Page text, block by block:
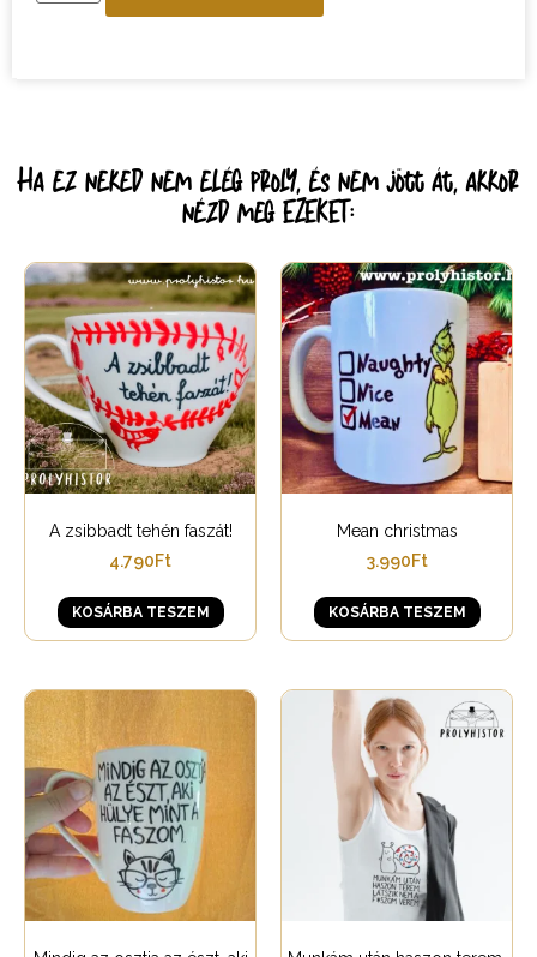
Ha ez neked nem elég proly, és nem jött át, akkor
nézd meg EZEKET:
A zsibbadt tehén faszát!
4.790Ft
KOSÁRBA TESZEM
Mean christmas
3.990Ft
KOSÁRBA TESZEM